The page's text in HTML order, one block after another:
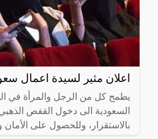
اعلان مثير لسيدة اعمال سعودية
يطمح كل من الرجل والمرأة في
السعودية الى دخول القفص
بالاستقرار، وللحصول على الأمان